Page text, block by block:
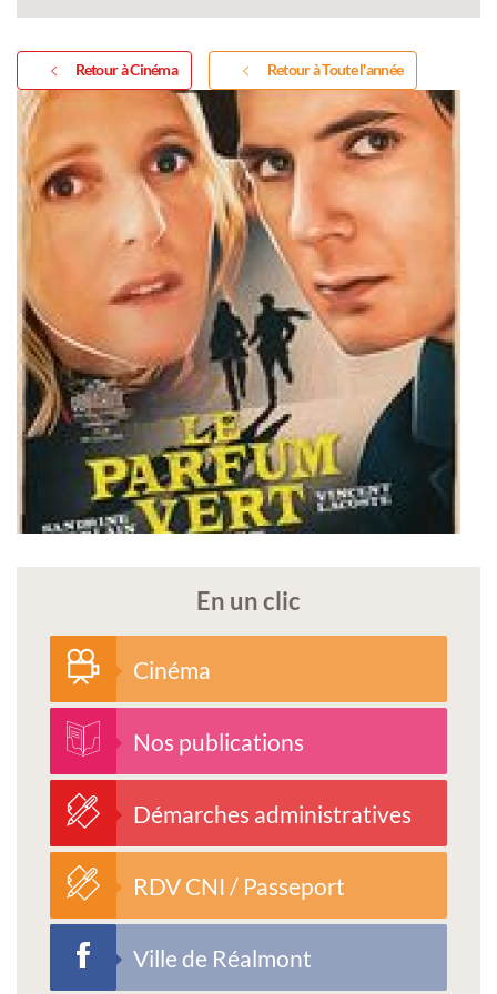
Retour à Cinéma Retour à Toute l'année
En un clic
Cinéma
Nos publications
Démarches administratives
RDV CNI / Passeport
Ville de Réalmont